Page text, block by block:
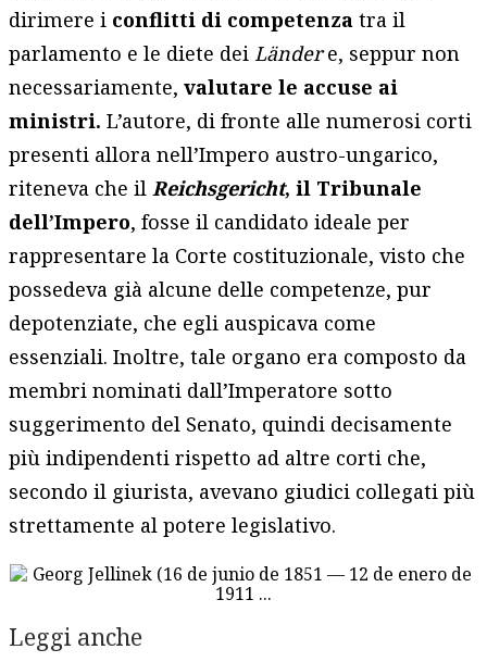
dirimere i conflitti di competenzatra il
parlamento e le diete deiLändere, seppur non
necessariamente,valutare le accuse ai
ministri.L’autore, di fronte alle numerosi corti
presenti allora nell’Impero austro-ungarico,
riteneva che ilReichsgericht, il Tribunale
dell’Impero, fosse il candidato ideale per
rappresentare la Corte costituzionale, visto che
possedeva già alcune delle competenze, pur
depotenziate, che egli auspicava come
essenziali. Inoltre, tale organo era composto da
membri nominati dall’Imperatore sotto
suggerimento del Senato, quindi decisamente
più indipendenti rispetto ad altre corti che,
secondo il giurista, avevano giudici collegati più
strettamente al potere legislativo.
Leggi anche